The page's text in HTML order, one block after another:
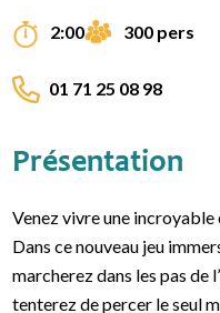
2:00 300 pers
01 71 25 08 98
Présentation
Venez vivre une
Dans ce nouveau jeu
marcherez dans les pas de
tenterez de percer le seul